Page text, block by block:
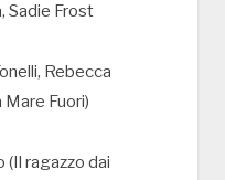
Sadie Frost
Rebecca
Fuori)
(Il ragazzo dai